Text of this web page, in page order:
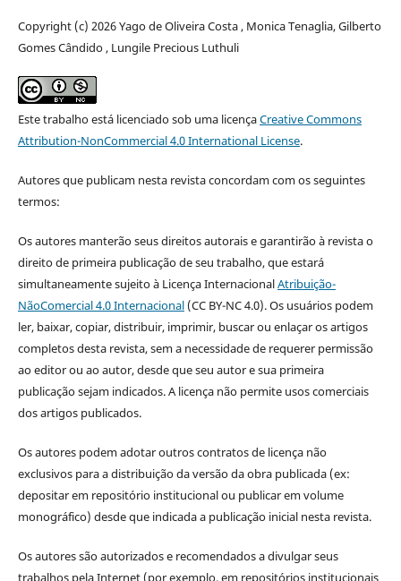
Copyright (c) 2026 Yago de Oliveira Costa , Monica Tenaglia, Gilberto
Gomes Cândido , Lungile Precious Luthuli
Este trabalho está licenciado sob uma licençaCreative Commons
Attribution-NonCommercial 4.0 International License.
Autores que publicam nesta revista concordam com os seguintes
termos:
Os autores manterão seus direitos autorais e garantirão à revista o
direito de primeira publicação de seu trabalho, que estará
simultaneamente sujeito à Licença InternacionalAtribuição-
NãoComercial 4.0 Internacional(CC BY-NC 4.0). Os usuários podem
ler, baixar, copiar, distribuir, imprimir, buscar ou enlaçar os artigos
completos desta revista, sem a necessidade de requerer permissão
ao editor ou ao autor, desde que seu autor e sua primeira
publicação sejam indicados. A licença não permite usos comerciais
dos artigos publicados.
Os autores podem adotar outros contratos de licença não
exclusivos para a distribuição da versão da obra publicada (ex:
depositar em repositório institucional ou publicar em volume
monográfico) desde que indicada a publicação inicial nesta revista.
Os autores são autorizados e recomendados a divulgar seus
trabalhos pela Internet (por exemplo, em repositórios institucionais